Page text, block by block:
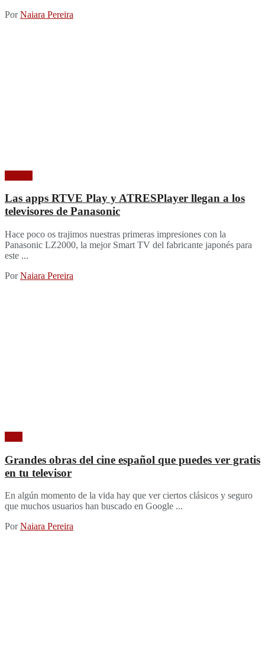
Por Naiara Pereira
Las apps RTVE Play y ATRESPlayer llegan a los
televisores de Panasonic
Hace poco os trajimos nuestras primeras impresiones con la
Panasonic LZ2000, la mejor Smart TV del fabricante japonés para
este ...
Por Naiara Pereira
Grandes obras del cine español que puedes ver gratis
en tu televisor
En algún momento de la vida hay que ver ciertos clásicos y seguro
que muchos usuarios han buscado en Google ...
Por Naiara Pereira